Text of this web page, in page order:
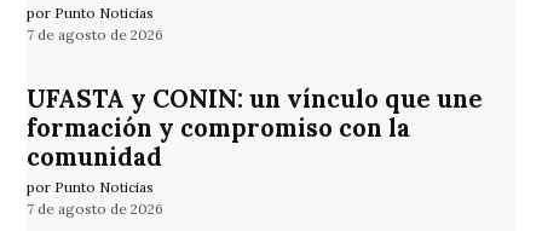
por Punto Noticias
7 de agosto de 2026
UFASTA y CONIN: un vínculo que une
formación y compromiso con la
comunidad
por Punto Noticias
7 de agosto de 2026